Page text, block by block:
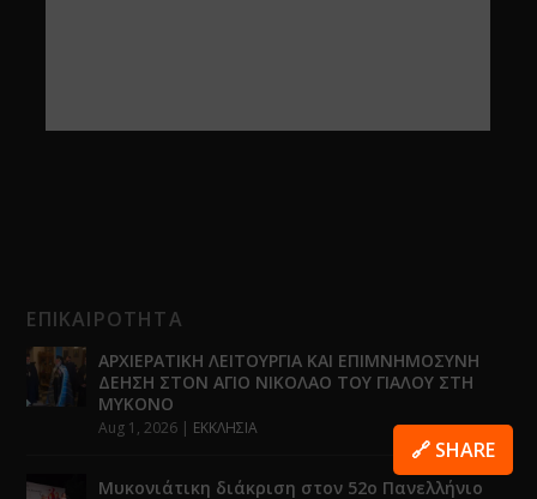
ΕΠΙΚΑΙΡΟΤΗΤΑ
ΑΡΧΙΕΡΑΤΙΚΗ ΛΕΙΤΟΥΡΓΙΑ ΚΑΙ ΕΠΙΜΝΗΜΟΣΥΝΗ
ΔΕΗΣΗ ΣΤΟΝ ΑΓΙΟ ΝΙΚΟΛΑΟ ΤΟΥ ΓΙΑΛΟΥ ΣΤΗ
ΜΥΚΟΝΟ
Aug 1, 2026 | ΕΚΚΛΗΣΙΑ
Μυκονιάτικη διάκριση στον 52ο Πανελλήνιο
🔗 SHARE